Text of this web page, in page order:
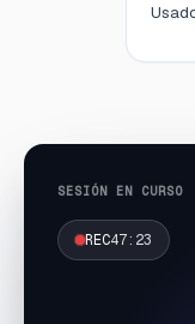
SESIÓN EN CURSO
REC47:23